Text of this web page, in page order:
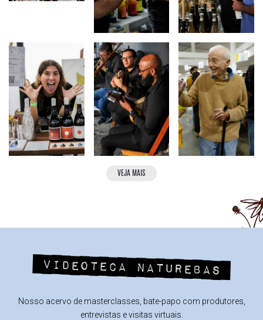
VEJA MAIS
Videoteca Naturebas
Nosso acervo de masterclasses, bate-papo com produtores,
entrevistas e visitas virtuais.